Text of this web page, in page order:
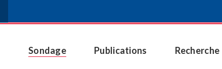
Sondage Publications Recherche